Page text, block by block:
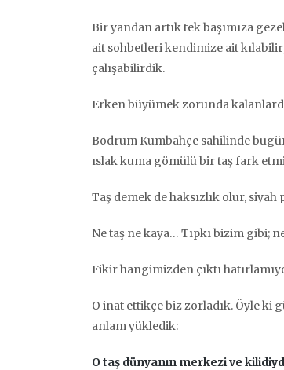
Bir yandan artık tek başımıza
ait sohbetleri kendimize ait
çalışabilirdik.
Erken büyümek zorunda
Bodrum Kumbahçe sahilinde
ıslak kuma gömülü bir taş fark
Taş demek de haksızlık olur,
Ne taş ne kaya… Tıpkı bizim gibi;
Fikir hangimizden çıktı
O inat ettikçe biz zorladık. Öyle ki
anlam yükledik:
O taş dünyanın merkezi ve